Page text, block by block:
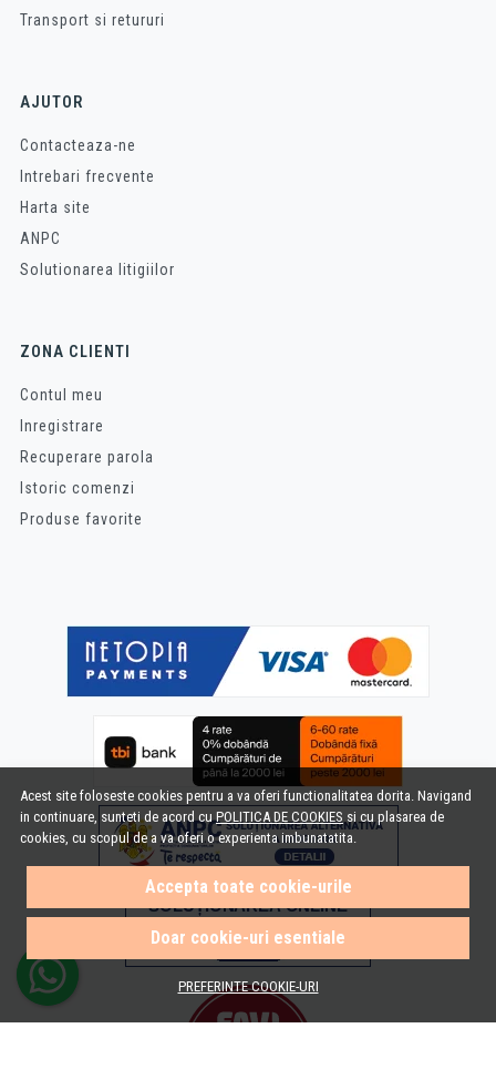
Acest site foloseste cookies pentru a va oferi functionalitatea dorita. Navigand
in continuare, sunteti de acord cuPOLITICA DE COOKIES si cu plasarea de
cookies, cu scopul de a va oferi o experienta imbunatatita.
Accepta toate cookie-urile
Doar cookie-uri esentiale
PREFERINTE COOKIE-URI
Transport si retururi
AJUTOR
Contacteaza-ne
Intrebari frecvente
Harta site
ANPC
Solutionarea litigiilor
ZONA CLIENTI
Contul meu
Inregistrare
Recuperare parola
Istoric comenzi
Produse favorite